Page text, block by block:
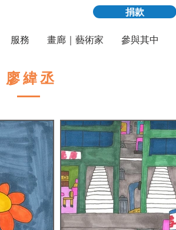
捐款
服務 畫廊｜藝術家 參與其中
廖緯丞